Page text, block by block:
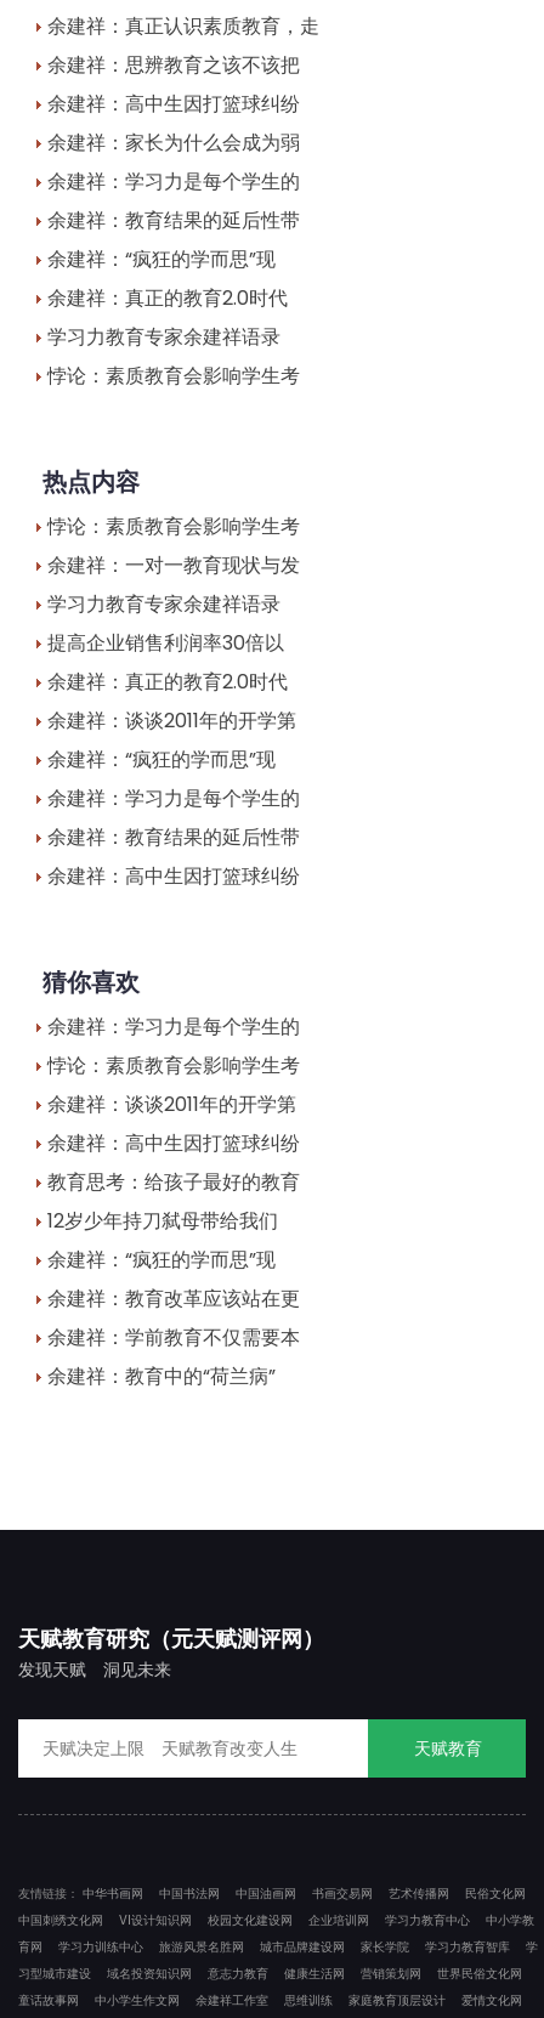
余建祥：真正认识素质教育，走
余建祥：思辨教育之该不该把
余建祥：高中生因打篮球纠纷
余建祥：家长为什么会成为弱
余建祥：学习力是每个学生的
余建祥：教育结果的延后性带
余建祥：“疯狂的学而思”现
余建祥：真正的教育2.0时代
学习力教育专家余建祥语录
悖论：素质教育会影响学生考
热点内容
悖论：素质教育会影响学生考
余建祥：一对一教育现状与发
学习力教育专家余建祥语录
提高企业销售利润率30倍以
余建祥：真正的教育2.0时代
余建祥：谈谈2011年的开学第
余建祥：“疯狂的学而思”现
余建祥：学习力是每个学生的
余建祥：教育结果的延后性带
余建祥：高中生因打篮球纠纷
猜你喜欢
余建祥：学习力是每个学生的
悖论：素质教育会影响学生考
余建祥：谈谈2011年的开学第
余建祥：高中生因打篮球纠纷
教育思考：给孩子最好的教育
12岁少年持刀弑母带给我们
余建祥：“疯狂的学而思”现
余建祥：教育改革应该站在更
余建祥：学前教育不仅需要本
余建祥：教育中的“荷兰病”
天赋教育研究（元天赋测评网）
发现天赋 洞见未来
天赋教育
友情链接： 中华书画网 中国书法网 中国油画网 书画交易网 艺术传播网
民俗文化网
中国刺绣文化网
VI设计知识网 校园文化建设网 企业培训网 学习力教育中心
中小学教
育网
学习力训练中心 旅游风景名胜网 城市品牌建设网 家长学院 学习力教育智库
学
习型城市建设
域名投资知识网 意志力教育 健康生活网 营销策划网
世界民俗文化网
童话故事网
中小学生作文网 余建祥工作室 思维训练 家庭教育顶层设计 爱情文化网